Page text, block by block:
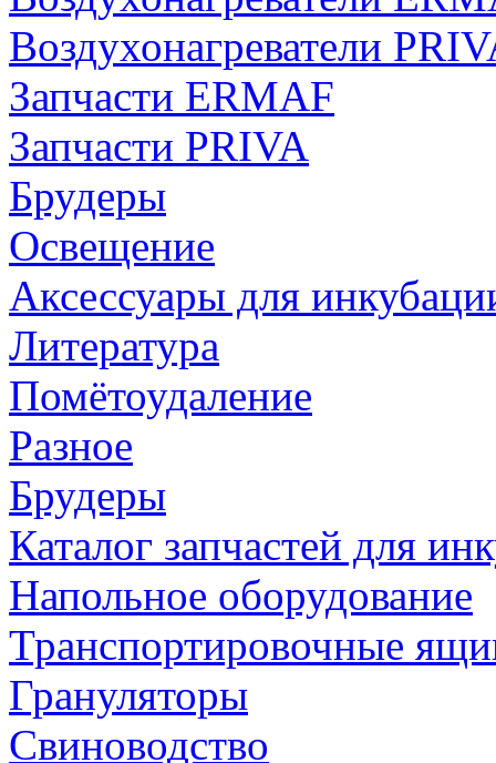
Воздухонагреватели
Запчасти ERMAF
Запчасти PRIVA
Брудеры
Освещение
Аксессуары для
Литература
Помётоудаление
Разное
Брудеры
Каталог запчастей для
Напольное оборудование
Транспортировочные
Грануляторы
Свиноводство